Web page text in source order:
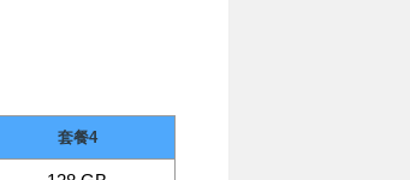
套餐4